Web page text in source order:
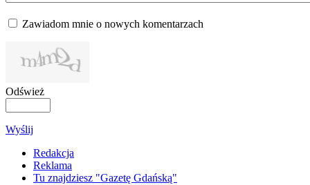
Zawiadom mnie o nowych komentarzach
Odśwież
Wyślij
Redakcja
Reklama
Tu znajdziesz "Gazetę Gdańską"